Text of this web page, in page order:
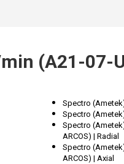
(A21-07-
Spectro (Ametek)
Spectro (Ametek)
Spectro (Ametek)
ARCOS) | Radial
Spectro (Ametek)
ARCOS) | Axial